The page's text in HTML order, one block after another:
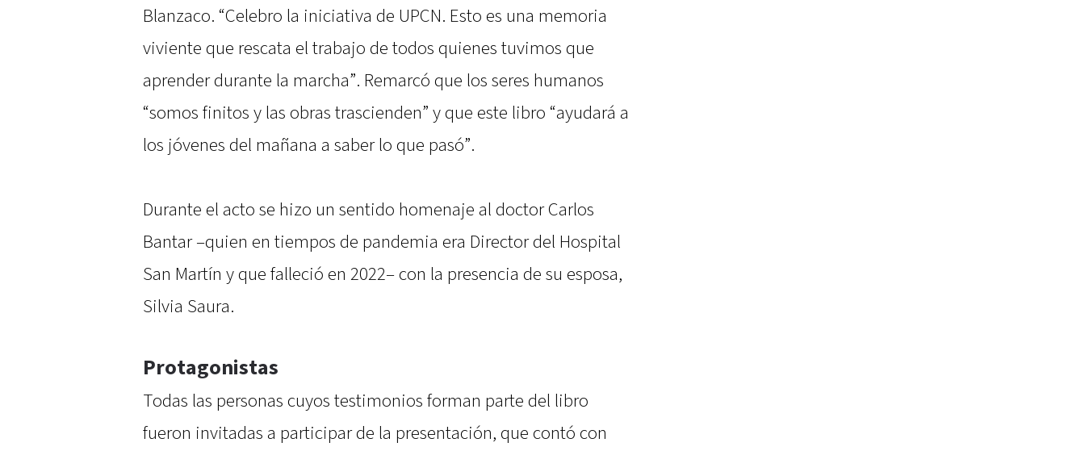
Blanzaco. “Celebro la iniciativa de UPCN. Esto es una memoria
viviente que rescata el trabajo de todos quienes tuvimos que
aprender durante la marcha”. Remarcó que los seres humanos
“somos finitos y las obras trascienden” y que este libro “ayudará a
los jóvenes del mañana a saber lo que pasó”.
Durante el acto se hizo un sentido homenaje al doctor Carlos
Bantar –quien en tiempos de pandemia era Director del Hospital
San Martín y que falleció en 2022– con la presencia de su esposa,
Silvia Saura.
Protagonistas
Todas las personas cuyos testimonios forman parte del libro
fueron invitadas a participar de la presentación, que contó con